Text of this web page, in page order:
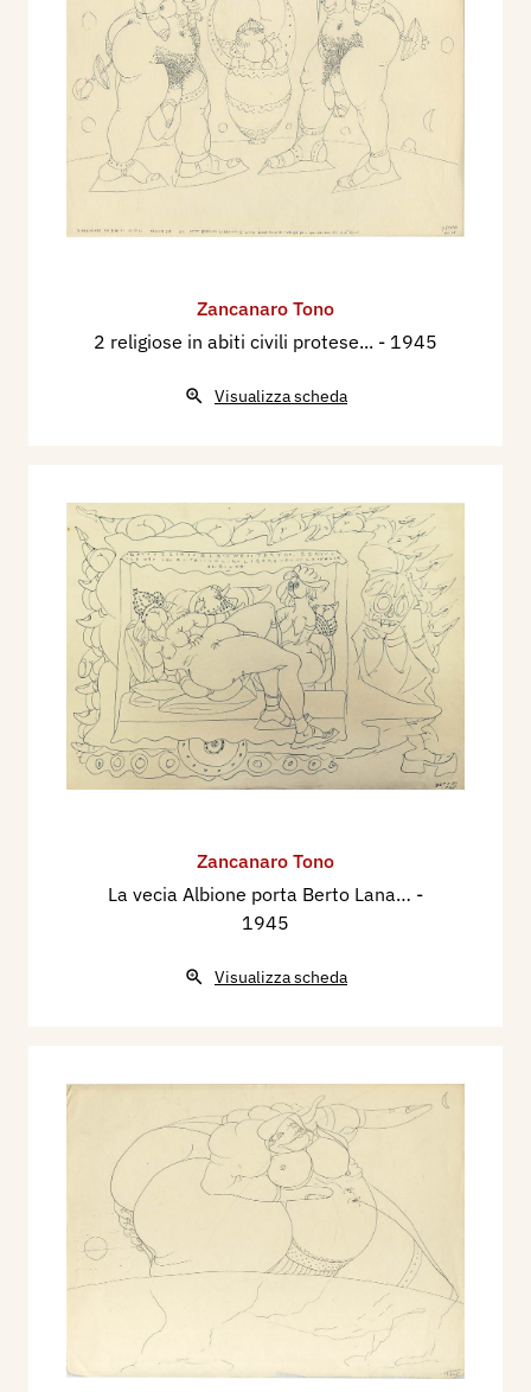
Zancanaro Tono
2 religiose in abiti civili protese... - 1945
Visualizza scheda
Zancanaro Tono
La vecia Albione porta Berto Lana… -
1945
Visualizza scheda